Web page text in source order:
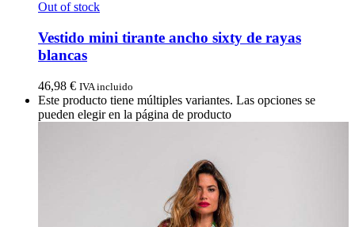
Out of stock
Vestido mini tirante ancho sixty de rayas
blancas
46,98 € IVA incluido
Este producto tiene múltiples variantes. Las opciones se
pueden elegir en la página de producto